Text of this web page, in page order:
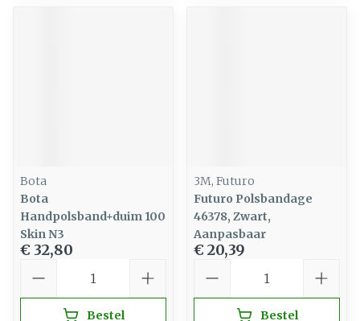
Bota
Bota
Handpolsband+duim 100
Skin N3
€ 32,80
Bestel
3M, Futuro
Futuro Polsbandage
46378, Zwart,
Aanpasbaar
€ 20,39
Bestel